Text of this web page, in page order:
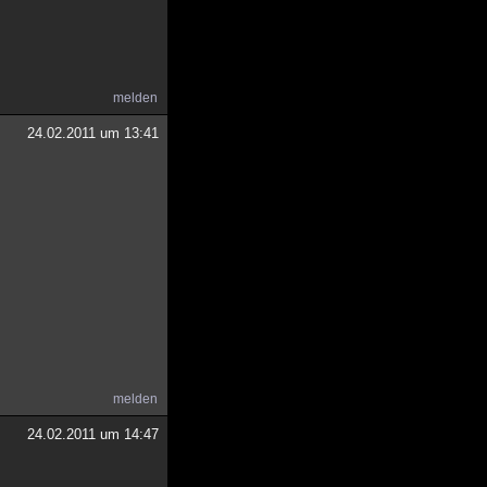
melden
24.02.2011 um 13:41
melden
24.02.2011 um 14:47